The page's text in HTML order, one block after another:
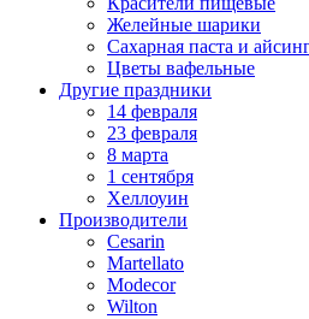
Желейные шарики
Сахарная паста и
Цветы вафельные
Другие праздники
14 февраля
23 февраля
8 марта
1 сентября
Хеллоуин
Производители
Cesarin
Martellato
Modecor
Wilton